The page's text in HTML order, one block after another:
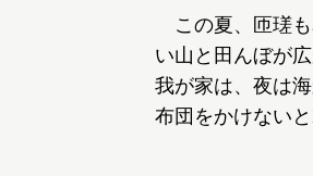
この夏、匝瑳も
い山と田んぼが
我が家は、夜は
布団をかけないと